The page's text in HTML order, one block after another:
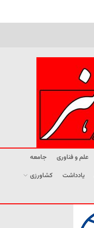
علم و فناوری
جامعه
یادداشت
کشاورزی